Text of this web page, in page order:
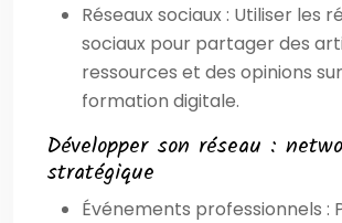
Réseaux sociaux : Utiliser les
sociaux pour partager des
ressources et des opinions
formation digitale.
Développer son réseau :
stratégique
Événements professionnels :